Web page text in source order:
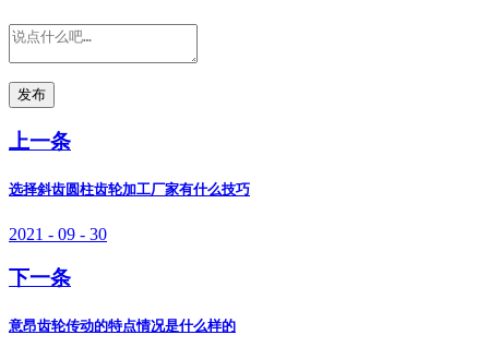
发布
上一条
选择斜齿圆柱齿轮加工厂家有什么技巧
2021 - 09 - 30
下一条
意昂齿轮传动的特点情况是什么样的